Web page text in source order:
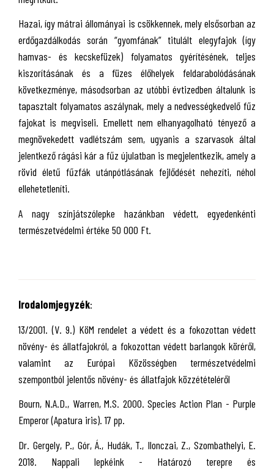
Hazai, így mátrai állományai is csökkennek, mely elsősorban az
erdőgazdálkodás során “gyomfának” titulált elegyfajok (így
hamvas- és kecskefüzek) folyamatos gyérítésének, teljes
kiszorításának és a füzes élőhelyek feldarabolódásának
következménye, másodsorban az utóbbi évtizedben általunk is
tapasztalt folyamatos aszálynak, mely a nedvességkedvelő fűz
fajokat is megviseli. Emellett nem elhanyagolható tényező a
megnövekedett vadlétszám sem, ugyanis a szarvasok által
jelentkező rágási kár a fűz újulatban is megjelentkezik, amely a
rövid életű fűzfák utánpótlásának fejlődését nehezíti, néhol
ellehetetleníti.
A nagy színjátszólepke hazánkban védett, egyedenkénti
természetvédelmi értéke 50 000 Ft.
Irodalomjegyzék:
13/2001. (V. 9.) KöM rendelet a védett és a fokozottan védett
növény- és állatfajokról, a fokozottan védett barlangok köréről,
valamint az Európai Közösségben természetvédelmi
szempontból jelentős növény- és állatfajok közzétételéről
Bourn, N.A.D., Warren, M.S. 2000. Species Action Plan - Purple
Emperor (Apatura iris). 17 pp.
Dr. Gergely, P., Gór, Á., Hudák, T., Ilonczai, Z., Szombathelyi, E.
2018. Nappali lepkéink - Határozó terepre és